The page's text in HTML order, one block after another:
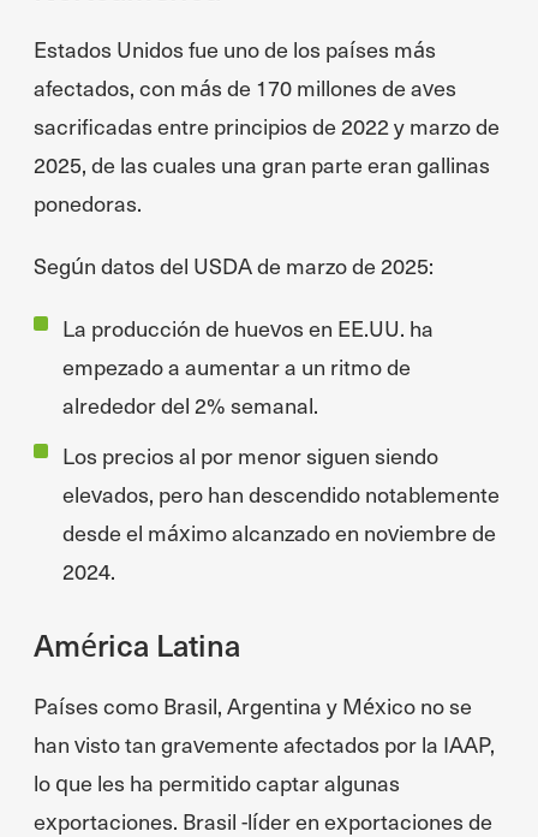
Estados Unidos fue uno de los países más
afectados, con más de 170 millones de aves
sacrificadas entre principios de 2022 y marzo de
2025, de las cuales una gran parte eran gallinas
ponedoras.
Según datos del USDA de marzo de 2025:
La producción de huevos en EE.UU. ha
empezado a aumentar a un ritmo de
alrededor del 2% semanal.
Los precios al por menor siguen siendo
elevados, pero han descendido notablemente
desde el máximo alcanzado en noviembre de
2024.
América Latina
Países como Brasil, Argentina y México no se
han visto tan gravemente afectados por la IAAP,
lo que les ha permitido captar algunas
exportaciones. Brasil -líder en exportaciones de